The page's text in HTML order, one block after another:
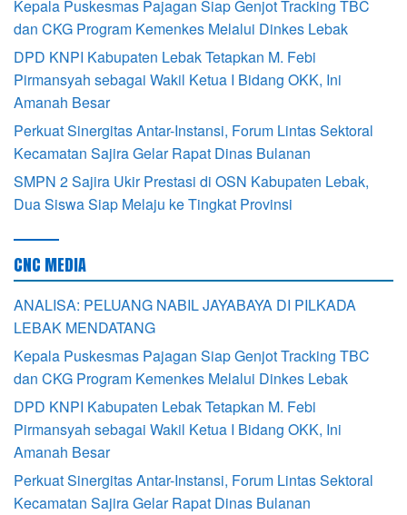
Kepala Puskesmas Pajagan Siap Genjot Tracking TBC
dan CKG Program Kemenkes Melalui Dinkes Lebak
DPD KNPI Kabupaten Lebak Tetapkan M. Febi
Pirmansyah sebagai Wakil Ketua I Bidang OKK, Ini
Amanah Besar
Perkuat Sinergitas Antar-Instansi, Forum Lintas Sektoral
Kecamatan Sajira Gelar Rapat Dinas Bulanan
SMPN 2 Sajira Ukir Prestasi di OSN Kabupaten Lebak,
Dua Siswa Siap Melaju ke Tingkat Provinsi
CNC MEDIA
ANALISA: PELUANG NABIL JAYABAYA DI PILKADA
LEBAK MENDATANG
Kepala Puskesmas Pajagan Siap Genjot Tracking TBC
dan CKG Program Kemenkes Melalui Dinkes Lebak
DPD KNPI Kabupaten Lebak Tetapkan M. Febi
Pirmansyah sebagai Wakil Ketua I Bidang OKK, Ini
Amanah Besar
Perkuat Sinergitas Antar-Instansi, Forum Lintas Sektoral
Kecamatan Sajira Gelar Rapat Dinas Bulanan